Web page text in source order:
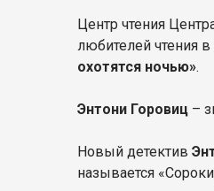
Центр чтения
любителей чтения
охотятся ночью».
Энтони Горовиц –
Новый детектив
называется